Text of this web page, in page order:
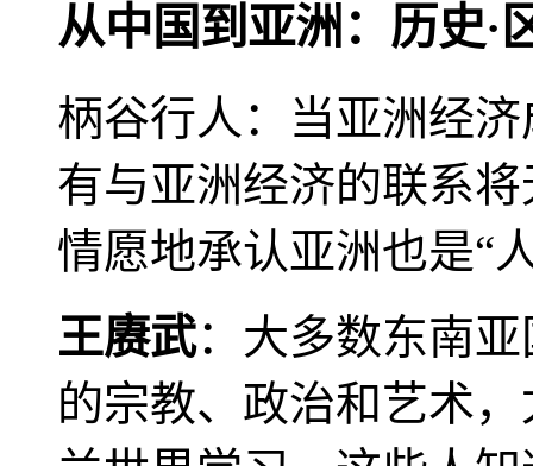
从中国到亚洲：历史·
柄谷行人：当亚洲经
有与亚洲经济的联系
情愿地承认亚洲也是“
王赓武：大多数东南
的宗教、政治和艺术